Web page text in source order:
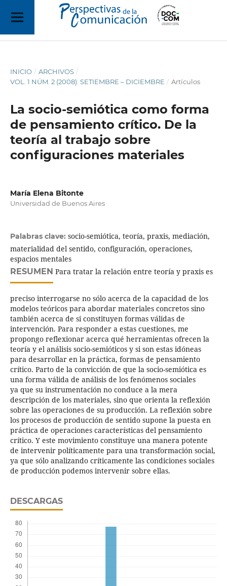
INICIO / ARCHIVOS /
VOL. 1 NÚM. 2 (2008): SETIEMBRE – DICIEMBRE / Artículos
La socio-semiótica como forma
de pensamiento crítico. De la
teoría al trabajo sobre
configuraciones materiales
María Elena Bitonte
Universidad de Buenos Aires
Palabras clave: socio-semiótica, teoría, praxis, mediación,
materialidad del sentido, configuración, operaciones,
espacios mentales
RESUMEN Para tratar la relación entre teoría y praxis es
preciso interrogarse no sólo acerca de la capacidad de los
modelos teóricos para abordar materiales concretos sino
también acerca de si constituyen formas válidas de
intervención. Para responder a estas cuestiones, me
propongo reflexionar acerca qué herramientas ofrecen la
teoría y el análisis socio-semióticos y si son estas idóneas
para desarrollar en la práctica, formas de pensamiento
crítico. Parto de la convicción de que la socio-semiótica es
una forma válida de análisis de los fenómenos sociales
ya que su instrumentación no conduce a la mera
descripción de los materiales, sino que orienta la reflexión
sobre las operaciones de su producción. La reflexión sobre
los procesos de producción de sentido supone la puesta en
práctica de operaciones características del pensamiento
crítico. Y este movimiento constituye una manera potente
de intervenir políticamente para una transformación social,
ya que sólo analizando críticamente las condiciones sociales
de producción podemos intervenir sobre ellas.
DESCARGAS